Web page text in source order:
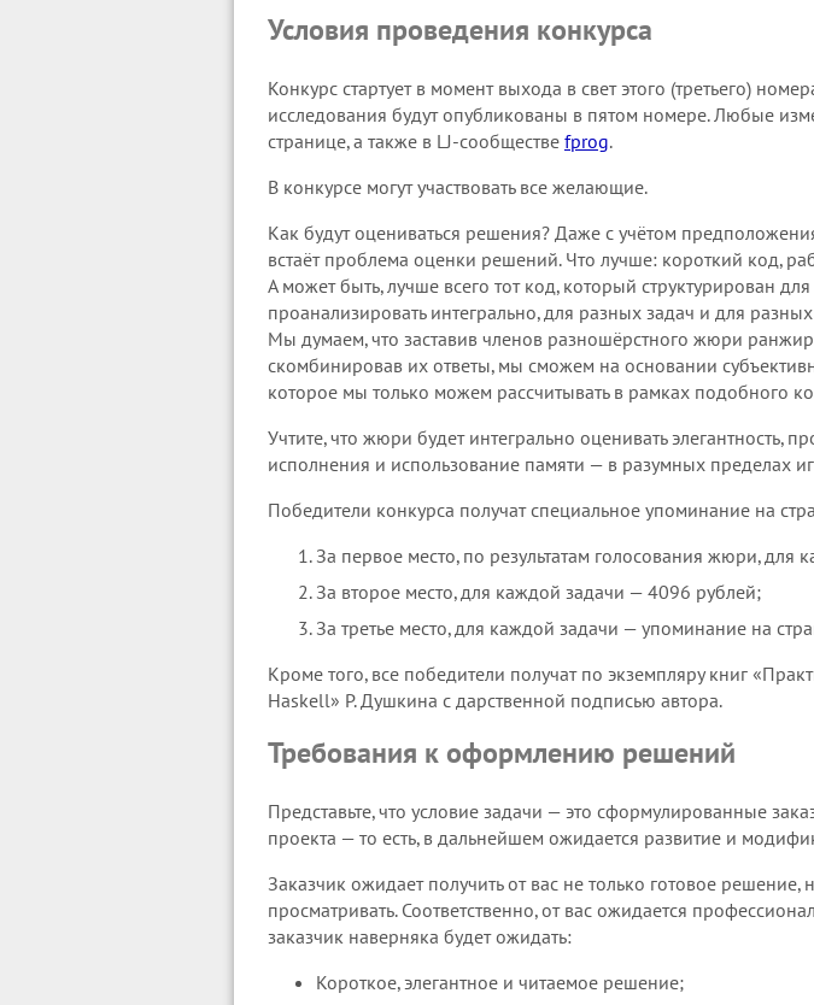
Условия проведения конкурса
Конкурс стартует в момент выхода в свет этого (третьего)
исследования будут опубликованы в пятом номере. Любые
странице, а также в LJ-сообществе fprog.
В конкурсе могут участвовать все желающие.
Как будут оцениваться решения? Даже с учётом
встаёт проблема оценки решений. Что лучше: короткий код,
А может быть, лучше всего тот код, который структурирован
проанализировать интегрально, для разных задач и для
Мы думаем, что заставив членов разношёрстного жюри
скомбинировав их ответы, мы сможем на основании
которое мы только можем рассчитывать в рамках подобного
Учтите, что жюри будет интегрально оценивать элегантность,
исполнения и использование памяти — в разумных пределах
Победители конкурса получат специальное упоминание на
За первое место, по результатам голосования жюри, для
За второе место, для каждой задачи — 4096 рублей;
За третье место, для каждой задачи — упоминание на
Кроме того, все победители получат по экземпляру книг
Haskell» Р. Душкина с дарственной подписью автора.
Требования к оформлению решений
Представьте, что условие задачи — это сформулированные
проекта — то есть, в дальнейшем ожидается развитие и
Заказчик ожидает получить от вас не только готовое решение,
просматривать. Соответственно, от вас ожидается
заказчик наверняка будет ожидать:
Короткое, элегантное и читаемое решение;